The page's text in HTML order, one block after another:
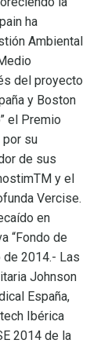
ha
Ambiental
del proyecto
y Boston
el Premio
por su
de sus
y el
Vercise.
en
“Fondo de
de 2014.- Las
Johnson
España,
Ibérica
2014 de la